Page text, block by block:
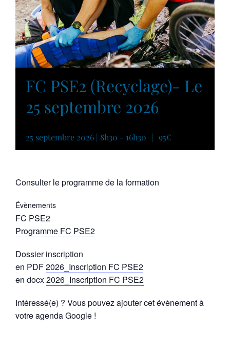
FC PSE2 (Recyclage)- Le
25 septembre 2026
25 septembre 2026 | 8h30 - 16h30 | 95€
Consulter le programme de la formation
Évènements
FC PSE2
Programme FC PSE2
Dossier inscription
en PDF2026_Inscription FC PSE2
en docx2026_Inscription FC PSE2
Intéressé(e) ? Vous pouvez ajouter cet évènement à
votre agenda Google !